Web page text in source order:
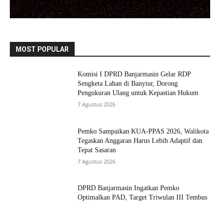
MOST POPULAR
Komisi I DPRD Banjarmasin Gelar RDP
Sengketa Lahan di Banyiur, Dorong
Pengukuran Ulang untuk Kepastian Hukum
7 Agustus 2026
Pemko Sampaikan KUA-PPAS 2026, Walikota
Tegaskan Anggaran Harus Lebih Adaptif dan
Tepat Sasaran
7 Agustus 2026
DPRD Banjarmasin Ingatkan Pemko
Optimalkan PAD, Target Triwulan III Tembus